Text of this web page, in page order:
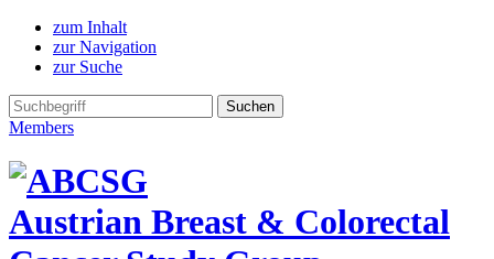
zum Inhalt
zur Navigation
zur Suche
Members
Austrian Breast & Colorectal